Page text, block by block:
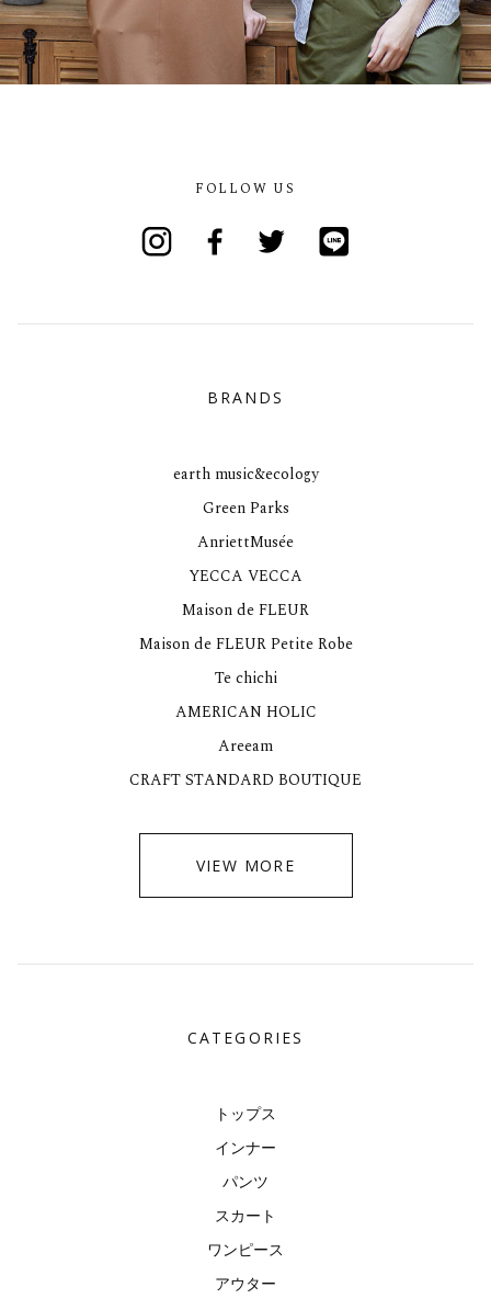
FOLLOW US
BRANDS
earth music&ecology
Green Parks
AnriettMusée
YECCA VECCA
Maison de FLEUR
Maison de FLEUR Petite Robe
Te chichi
AMERICAN HOLIC
Areeam
CRAFT STANDARD BOUTIQUE
VIEW MORE
CATEGORIES
トップス
インナー
パンツ
スカート
ワンピース
アウター